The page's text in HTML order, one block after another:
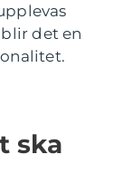
det en
ska